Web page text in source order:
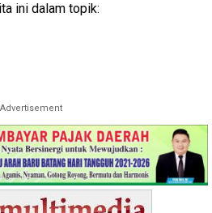
ini dalam topik:
Advertisement